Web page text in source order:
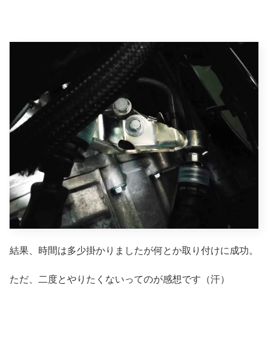
結果、時間は多少掛かりましたが何とか取り付けに成功。
ただ、二度とやりたくないってのが感想です（汗）